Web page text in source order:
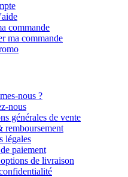
commande
ma commande
nous ?
nous
générales de vente
remboursement
légales
paiement
de livraison